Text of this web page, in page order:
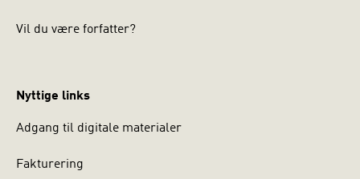
Vil du være forfatter?
Nyttige links
Adgang til digitale materialer
Fakturering